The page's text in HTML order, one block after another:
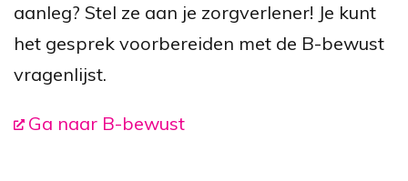
aanleg? Stel ze aan je zorgverlener! Je kunt
het gesprek voorbereiden met de B-bewust
vragenlijst.
Ga naar B-bewust